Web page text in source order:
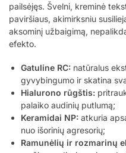
pailsėjęs. Švelni, kreminė
paviršiaus, akimirksniu
aksominį užbaigimą,
efekto.
Gatuline RC: natūralus
gyvybingumo ir skatina
Hialurono rūgštis:
palaiko audinių putlumą;
Keramidai NP: atkuria
nuo išorinių agresorių;
Ramunėlių ir rozmarinų